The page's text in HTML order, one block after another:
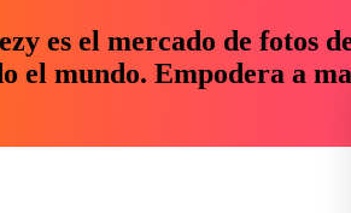
es el mercado de fotos
el mundo. Empodera a